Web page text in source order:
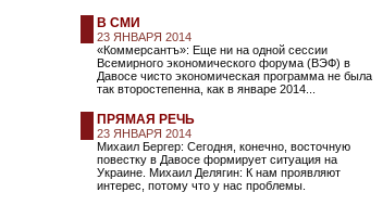
В СМИ
23 ЯНВАРЯ 2014
«Коммерсантъ»: Еще ни на одной сессии
Всемирного экономического форума (ВЭФ) в
Давосе чисто экономическая программа не была
так второстепенна, как в январе 2014...
ПРЯМАЯ РЕЧЬ
23 ЯНВАРЯ 2014
Михаил Бергер: Сегодня, конечно, восточную
повестку в Давосе формирует ситуация на
Украине. Михаил Делягин: К нам проявляют
интерес, потому что у нас проблемы.